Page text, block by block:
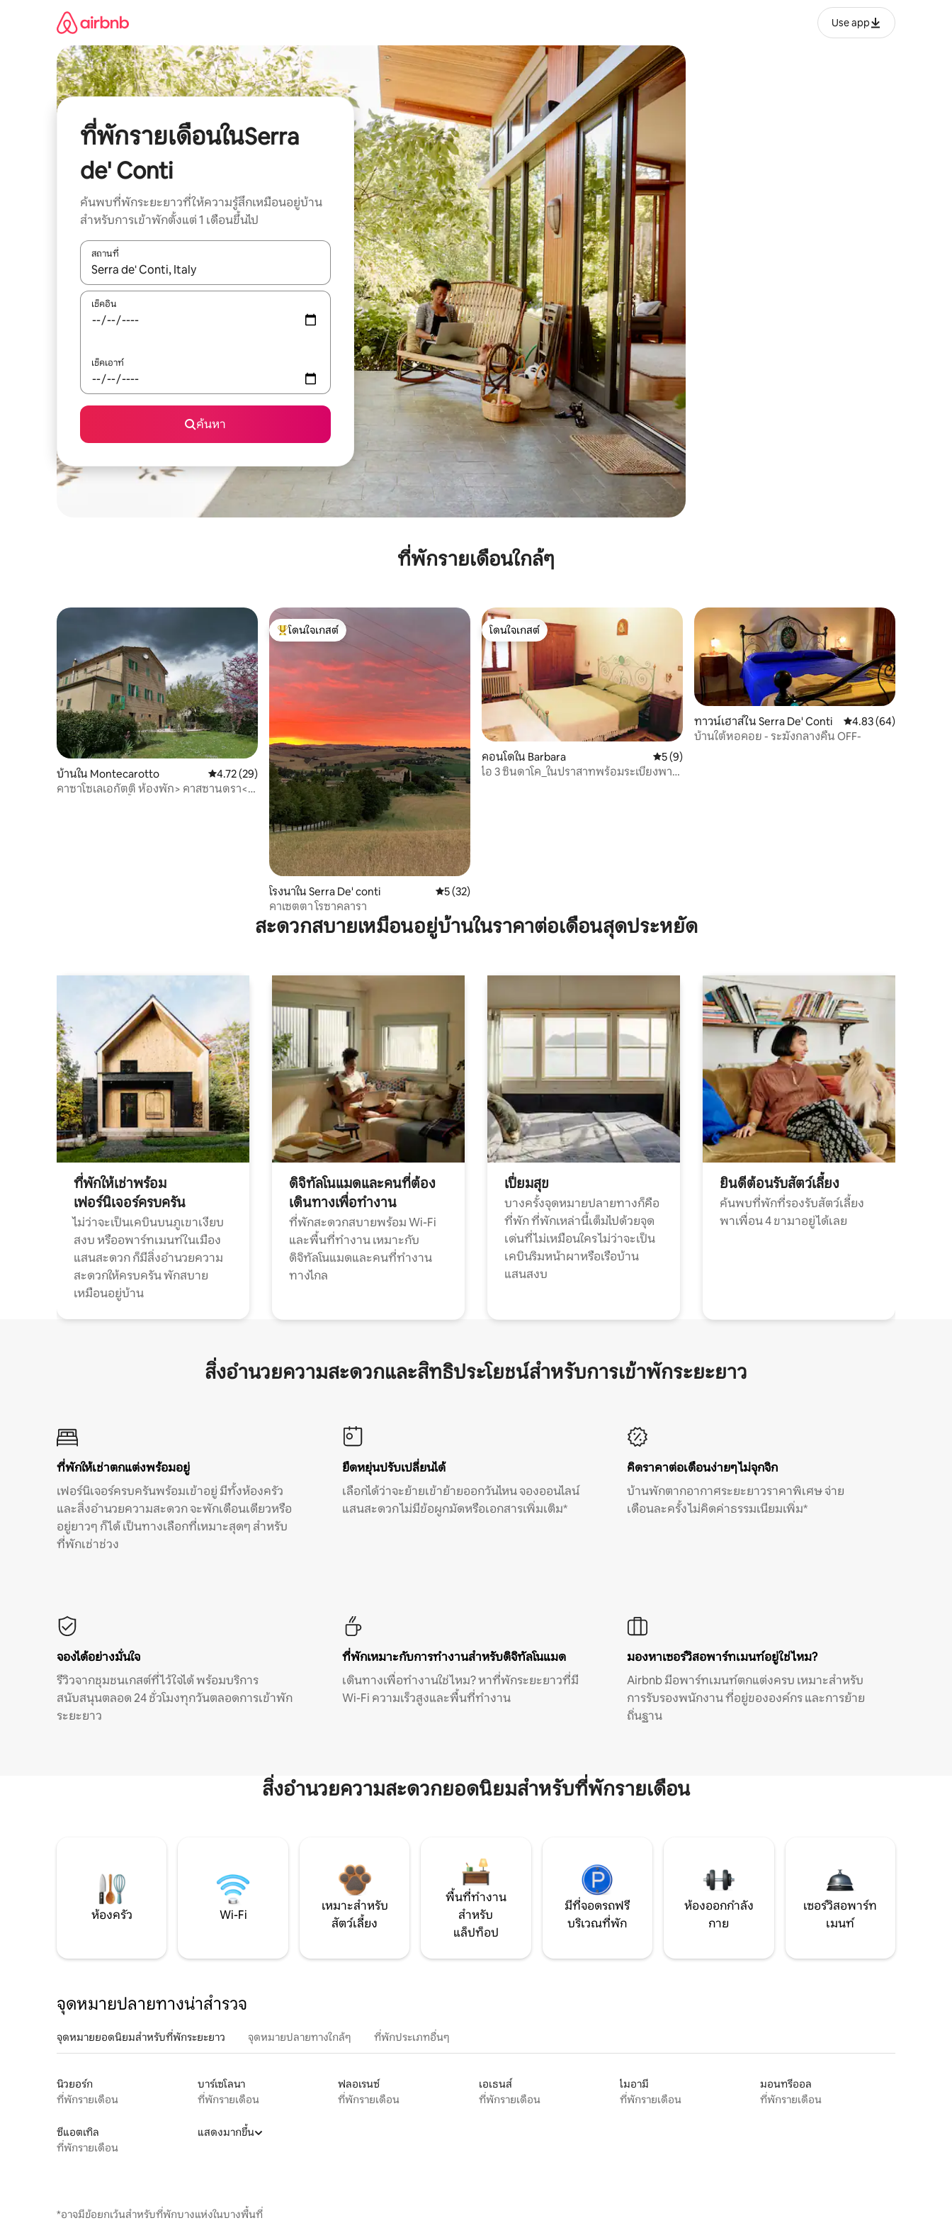
Use app
ที่พักรายเดือนในSerra
de' Conti
ค้นพบที่พักระยะยาวที่ให้ความรู้สึกเหมือนอยู่บ้าน
สำหรับการเข้าพักตั้งแต่ 1 เดือนขึ้นไป
สถานที่
ใช้ลูกศรขึ้นลง หรือใช้การสัมผัสหรือปัด เพื่อสำรวจผลการค้นหา
เช็คอิน
เช็คเอาท์
ค้นหา
ที่พักรายเดือนใกล้ๆ
บ้านใน Montecarotto คะแนนเฉลี่ย 4.72 จาก 5, 29 รีวิว
4.72 (29)
คาซาโซเลเอกัตติ ห้องพัก> คาสซานดรา<
โดนใจเกสต์ที่สุด
โดนใจเกสต์
โรงนาใน Serra De' conti คะแนนเฉลี่ย 5 จาก 5, 32 รีวิว
5 (32)
คาเซตตา โรซาคลารา
โดนใจเกสต์
โดนใจเกสต์
คอนโดใน Barbara คะแนนเฉลี่ย 5 จาก 5, 9 รีวิว
5 (9)
ไอ 3 ซินดาโค_ในปราสาทพร้อมระเบียงพา
ทาวน์เฮาส์ใน Serra De' Conti คะแนนเฉลี่ย 4.83 จาก
4.83 (64)
บ้านใต้หอคอย - ระฆังกลางคืน OFF-
สะดวกสบายเหมือนอยู่บ้านในราคาต่อเดือนสุดประหยัด
ที่พักให้เช่าพร้อม
เฟอร์นิเจอร์ครบครัน
ไม่ว่าจะเป็นเคบินบนภูเขาเงียบ
สงบ หรืออพาร์ทเมนท์ในเมือง
แสนสะดวก ก็มีสิ่งอำนวยความ
สะดวกให้ครบครัน พักสบาย
เหมือนอยู่บ้าน
ดิจิทัลโนแมดและคนที่ต้อง
เดินทางเพื่อทำงาน
ที่พักสะดวกสบายพร้อม Wi-Fi
และพื้นที่ทำงาน เหมาะกับ
ดิจิทัลโนแมดและคนที่ทำงาน
ทางไกล
เปี่ยมสุข
บางครั้งจุดหมายปลายทางก็คือ
ที่พัก ที่พักเหล่านี้เต็มไปด้วยจุด
เด่นที่ไม่เหมือนใคร ไม่ว่าจะเป็น
เคบินริมหน้าผาหรือเรือบ้าน
แสนสงบ
ยินดีต้อนรับสัตว์เลี้ยง
ค้นพบที่พักที่รองรับสัตว์เลี้ยง
พาเพื่อน 4 ขามาอยู่ได้เลย
สิ่งอำนวยความสะดวกและสิทธิประโยชน์สำหรับการเข้าพักระยะยาว
ที่พักให้เช่าตกแต่งพร้อมอยู่
เฟอร์นิเจอร์ครบครันพร้อมเข้าอยู่ มีทั้งห้องครัว
และสิ่งอำนวยความสะดวก จะพักเดือนเดียวหรือ
อยู่ยาวๆ ก็ได้ เป็นทางเลือกที่เหมาะสุดๆ สำหรับ
ที่พักเช่าช่วง
ยืดหยุ่นปรับเปลี่ยนได้
เลือกได้ว่าจะย้ายเข้าย้ายออกวันไหน จองออนไลน์
แสนสะดวก ไม่มีข้อผูกมัดหรือเอกสารเพิ่มเติม*
คิดราคาต่อเดือนง่ายๆ ไม่จุกจิก
บ้านพักตากอากาศระยะยาวราคาพิเศษ จ่าย
เดือนละครั้ง ไม่คิดค่าธรรมเนียมเพิ่ม*
จองได้อย่างมั่นใจ
รีวิวจากชุมชนเกสต์ที่ไว้ใจได้ พร้อมบริการ
สนับสนุนตลอด 24 ชั่วโมงทุกวันตลอดการเข้าพัก
ระยะยาว
ที่พักเหมาะกับการทำงานสำหรับดิจิทัลโนแมด
เดินทางเพื่อทำงานใช่ไหม? หาที่พักระยะยาวที่มี
Wi-Fi ความเร็วสูงและพื้นที่ทำงาน
มองหาเซอร์วิสอพาร์ทเมนท์อยู่ใช่ไหม?
Airbnb มีอพาร์ทเมนท์ตกแต่งครบ เหมาะสำหรับ
การรับรองพนักงาน ที่อยู่ขององค์กร และการย้าย
ถิ่นฐาน
สิ่งอำนวยความสะดวกยอดนิยมสำหรับที่พักรายเดือน
ห้องครัว Wi-Fi
เหมาะสำหรับ
สัตว์เลี้ยง
พื้นที่ทำงาน
สำหรับ
แล็ปท็อป
มีที่จอดรถฟรี
บริเวณที่พัก
ห้องออกกำลัง
กาย
เซอร์วิสอพาร์ท
เมนท์
จุดหมายปลายทางน่าสำรวจ
จุดหมายยอดนิยมสำหรับที่พักระยะยาว จุดหมายปลายทางใกล้ๆ ที่พักประเภทอื่นๆ
นิวยอร์ก
ที่พักรายเดือน
บาร์เซโลนา
ที่พักรายเดือน
ฟลอเรนซ์
ที่พักรายเดือน
เอเธนส์
ที่พักรายเดือน
ไมอามี
ที่พักรายเดือน
มอนทรีออล
ที่พักรายเดือน
ซีแอตเทิล
ที่พักรายเดือน
แสดงมากขึ้น
*อาจมีข้อยกเว้นสำหรับที่พักบางแห่งในบางพื้นที่